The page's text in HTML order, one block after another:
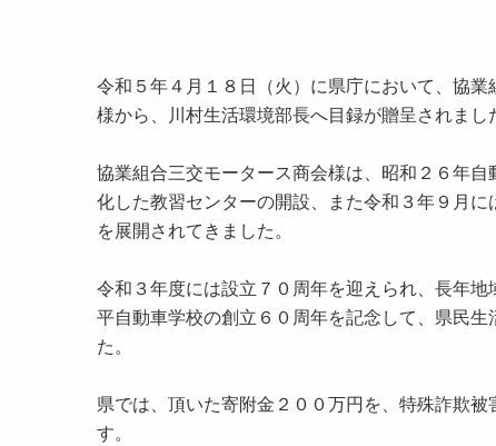
令和５年４月１８日（火）に県庁において、協
様から、川村生活環境部長へ目録が贈呈されまし
協業組合三交モータース商会様は、昭和２６年
化した教習センターの開設、また令和３年９月
を展開されてきました。
令和３年度には設立７０周年を迎えられ、長年
平自動車学校の創立６０周年を記念して、県民
た。
県では、頂いた寄附金２００万円を、特殊詐欺
す。